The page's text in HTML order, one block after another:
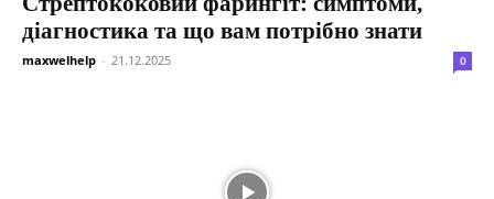
діагностика та що вам потрібно знати
maxwelhelp - 21.12.2025 0